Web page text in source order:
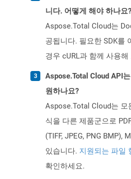
니다. 어떻게 해야 하나요?
Aspose.Total Cloud는
공됩니다. 필요한 SDK를
경우 cURL과 함께 사용해
Aspose.Total Cloud API
원하나요?
Aspose.Total Cloud는 모
식을 다른 제품군으로
(TIFF, JPEG, PNG BMP),
있습니다. 지원되는 파일
확인하세요.